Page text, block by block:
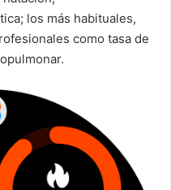
los más habituales,
como tasa de